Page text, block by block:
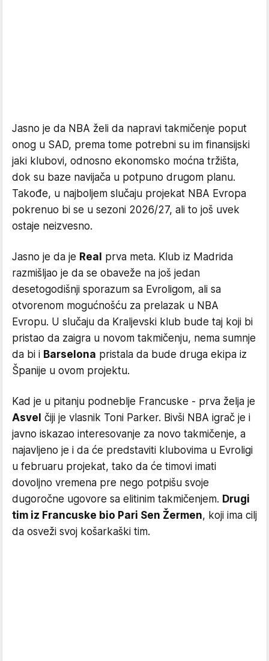
Jasno je da NBA želi da napravi takmičenje poput
onog u SAD, prema tome potrebni su im finansijski
jaki klubovi, odnosno ekonomsko moćna tržišta,
dok su baze navijača u potpuno drugom planu.
Takođe, u najboljem slučaju projekat NBA Evropa
pokrenuo bi se u sezoni 2026/27, ali to još uvek
ostaje neizvesno.
Jasno je da je Real prva meta. Klub iz Madrida
razmišljao je da se obaveže na još jedan
desetogodišnji sporazum sa Evroligom, ali sa
otvorenom mogućnošću za prelazak u NBA
Evropu. U slučaju da Kraljevski klub bude taj koji bi
pristao da zaigra u novom takmičenju, nema sumnje
da bi i Barselona pristala da bude druga ekipa iz
Španije u ovom projektu.
Kad je u pitanju podneblje Francuske - prva želja je
Asvel čiji je vlasnik Toni Parker. Bivši NBA igrač je i
javno iskazao interesovanje za novo takmičenje, a
najavljeno je i da će predstaviti klubovima u Evroligi
u februaru projekat, tako da će timovi imati
dovoljno vremena pre nego potpišu svoje
dugoročne ugovore sa elitinim takmičenjem. Drugi
tim iz Francuske bio Pari Sen Žermen, koji ima cilj
da osveži svoj košarkaški tim.